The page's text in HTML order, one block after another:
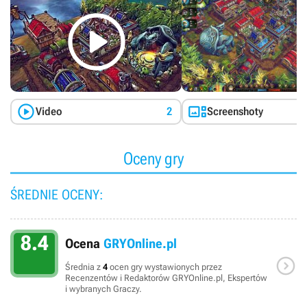

Video 2 Screenshoty
Oceny gry
ŚREDNIE OCENY:
8.4 Ocena GRYOnline.pl
Średnia z 4 ocen gry wystawionych przez
Recenzentów i Redaktorów GRYOnline.pl, Ekspertów
i wybranych Graczy.
